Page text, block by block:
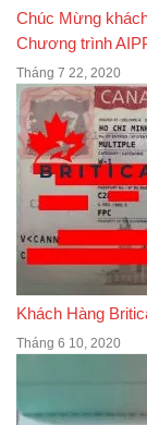
Chúc Mừng
Chương trình
Tháng 7 22, 2020
Khách Hàng
Tháng 6 10, 2020